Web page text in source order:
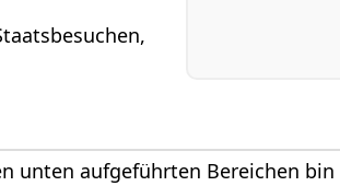
unten aufgeführten Bereichen